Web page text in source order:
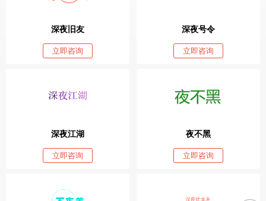
深夜旧友
立即咨询
深夜号令
立即咨询
深夜江湖
立即咨询
夜不黑
立即咨询